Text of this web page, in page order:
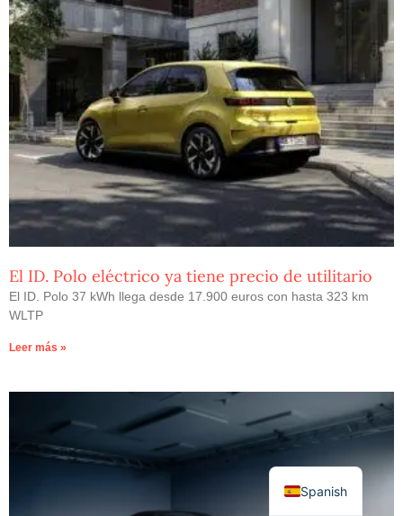
El ID. Polo eléctrico ya tiene precio de utilitario
El ID. Polo 37 kWh llega desde 17.900 euros con hasta 323 km
WLTP
Leer más »
Spanish